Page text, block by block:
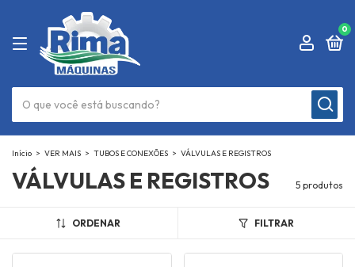
0
Início > VER MAIS > TUBOS E CONEXÕES > VÁLVULAS E REGISTROS
VÁLVULAS E REGISTROS 5 produtos
ORDENAR FILTRAR